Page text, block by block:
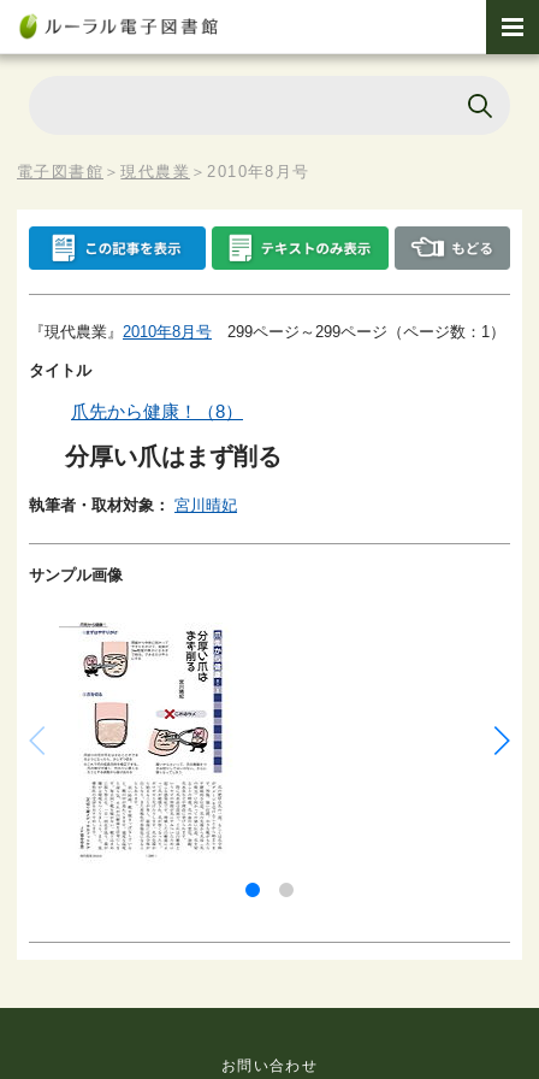
電子図書館 ＞現代農業 ＞2010年8月号
『現代農業』 2010年8月号 299ページ～299ページ（ページ数：1）
タイトル
爪先から健康！（8）
分厚い爪はまず削る
執筆者・取材対象： 宮川晴妃
サンプル画像
お問い合わせ